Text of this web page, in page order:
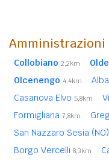
Collobiano 2,2km
Olcenengo 4,4km
Casanova Elvo 5,8km
Formigliana 7,8km
San Nazzaro Sesia (NO)
Borgo Vercelli 8,3km